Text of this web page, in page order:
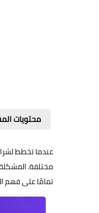
محتويات
عندما تخطط
مختلفة.
تمامًا على فهم